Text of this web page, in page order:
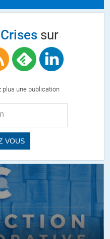
sur
plus une publication